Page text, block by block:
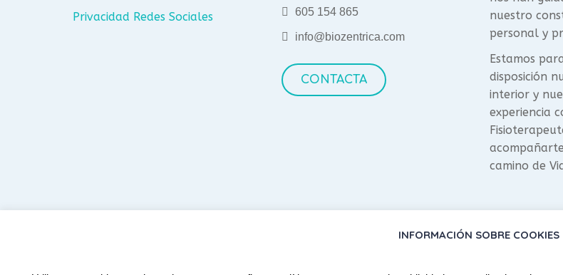
Privacidad Redes Sociales 605 154 865
info@biozentrica.com
CONTACTA
nuestro
personal y
Estamos
disposición
interior y
experiencia
camino de
INFORMACIÓN SOBRE COOKIES